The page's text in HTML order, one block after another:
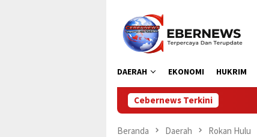
konten
DAERAH EKONOMI HUKRIM
Cebernews Terkini
Beranda Daerah Rokan Hulu